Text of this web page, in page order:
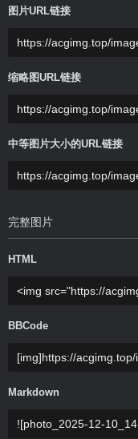
图片URL链接
缩略图URL链接
中等图片大小的URL链接
完整图片
HTML
BBCode
Markdown